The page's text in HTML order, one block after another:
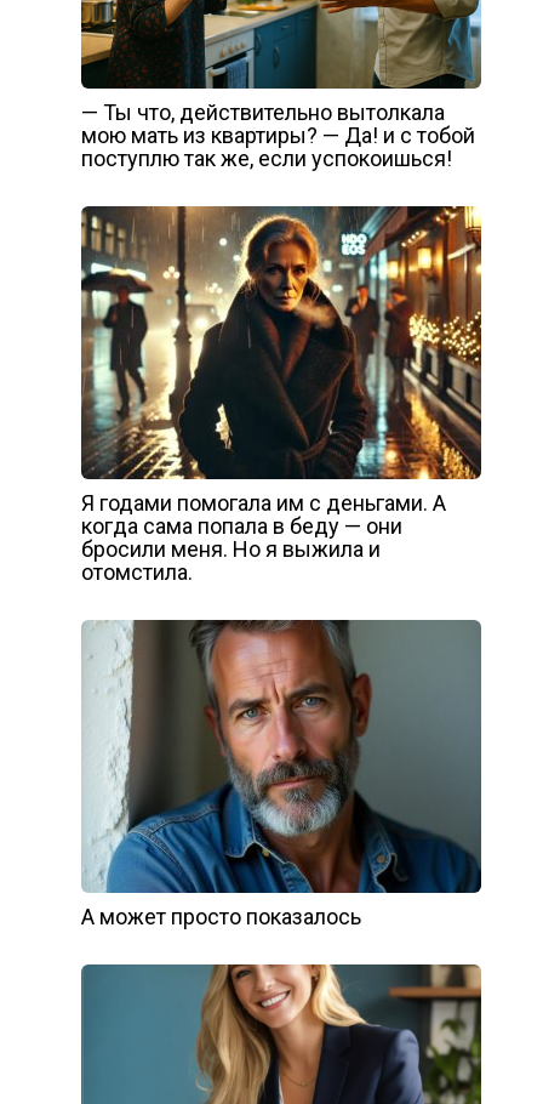
— Ты что, действительно вытолкала
мою мать из квартиры? — Да! и с тобой
поступлю так же, если успокоишься!
Я годами помогала им с деньгами. А
когда сама попала в беду — они
бросили меня. Но я выжила и
отомстила.
А может просто показалось